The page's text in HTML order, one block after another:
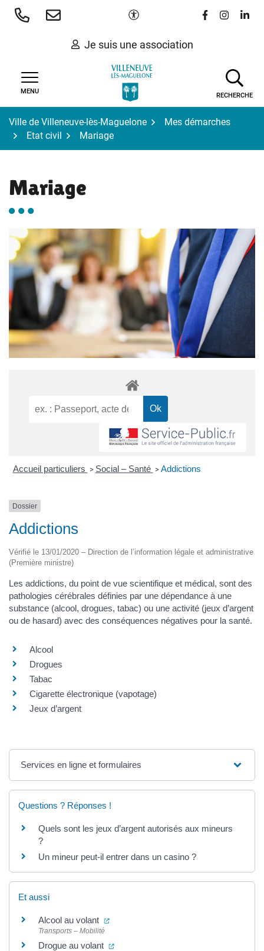
Aller
Paramètres d'accessibilité
Lien vers le
Lien vers
Lien
Je suis une association
MENU
RECHERCHE
Ville de Villeneuve-lès-Maguelone
Mes démarches
Etat civil
Mariage
Mariage
Accueil particuliers > Social – Santé > Addictions
Dossier
Addictions
Vérifié le 13/01/2020 – Direction de l’information légale et administrative
(Première ministre)
Les addictions, du point de vue scientifique et médical, sont des
pathologies cérébrales définies par une dépendance à une
substance (alcool, drogues, tabac) ou une activité (jeux d’argent
ou de hasard) avec des conséquences négatives pour la santé.
Alcool
Drogues
Tabac
Cigarette électronique (vapotage)
Jeux d’argent
Services en ligne et formulaires
Questions ? Réponses !
Quels sont les jeux d’argent autorisés aux mineurs
?
Un mineur peut-il entrer dans un casino ?
Et aussi
Alcool au volant (ouverture dans un nouvel onglet)
Transports – Mobilité
Drogue au volant (ouverture dans un nouvel onglet)